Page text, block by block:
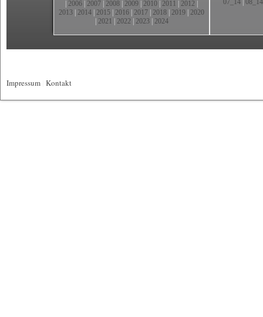
2006 2007 2008 2009 2010 2011 2012
2013 2014 2015 2016 2017 2018 2019 2020
2021 2022 2023| 2024
07_14 08_14
Impressum Kontakt